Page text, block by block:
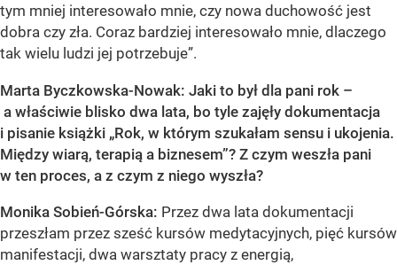
tym mniej interesowało mnie, czy nowa duchowość jest
dobra czy zła. Coraz bardziej interesowało mnie, dlaczego
tak wielu ludzi jej potrzebuje”.
Marta Byczkowska-Nowak: Jaki to był dla pani rok –
a właściwie blisko dwa lata, bo tyle zajęły dokumentacja
i pisanie książki „Rok, w którym szukałam sensu i ukojenia.
Między wiarą, terapią a biznesem”? Z czym weszła pani
w ten proces, a z czym z niego wyszła?
Monika Sobień-Górska: Przez dwa lata dokumentacji
przeszłam przez sześć kursów medytacyjnych, pięć kursów
manifestacji, dwa warsztaty pracy z energią,